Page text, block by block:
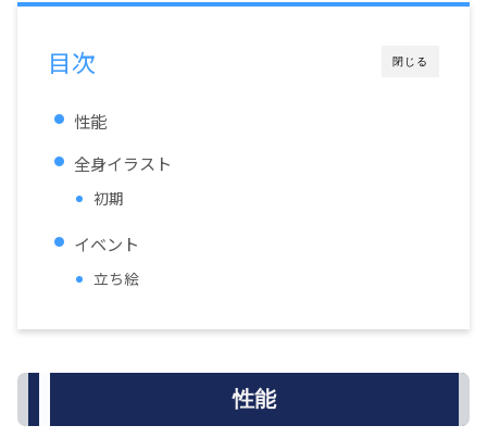
閉じる
目次
性能
全身イラスト
初期
イベント
立ち絵
性能